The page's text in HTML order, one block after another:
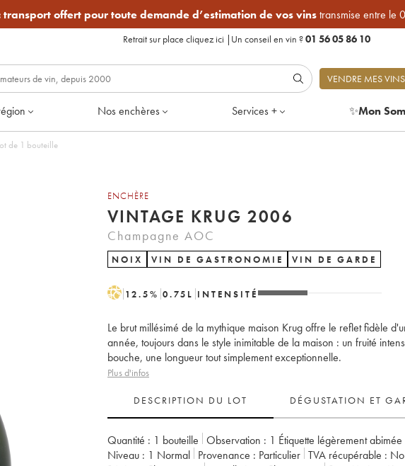
transport offert pour toute demande d’estimation de vos vinstransmise entre le
Retrait sur place cliquez ici | Un conseil en vin ?01 56 05 86 10
VENDRE MES VINS
Nos enchères Services + ✨Mon
de 1 bouteille
ENCHÈRE
VINTAGE KRUG 2006
Champagne AOC
NOIX VIN DE GASTRONOMIE VIN DE GARDE
H 12.5% 0.75 L INTENSITÉ
Le brut millésimé de la mythique maison Krug offre le reflet fidèle
année, toujours dans le style inimitable de la maison : un fruité
bouche, une longueur tout simplement exceptionnelle.
Plus d'infos
DESCRIPTION DU LOT DÉGUSTATION ET
Quantité : 1 bouteille Observation : 1 Étiquette légèrement abimée
Niveau : 1 Normal Provenance : particulier TVA récupérable :